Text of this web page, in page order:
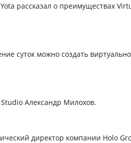
рассказал о преимуществах
суток можно создать
Александр Милохов.
директор компании Holo